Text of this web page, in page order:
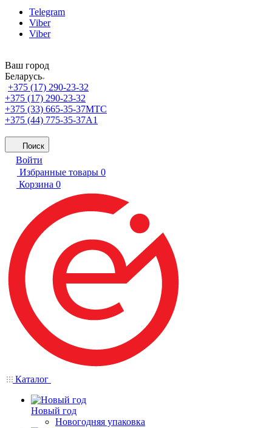
Telegram
Viber
Viber
Ваш город
Беларусь
+375 (17) 290-23-32
+375 (17) 290-23-32
+375 (33) 665-35-37МТС
+375 (44) 775-35-37А1
Поиск
Войти
Избранные товары 0
Корзина 0
Каталог
Новый год
Новогодняя упаковка